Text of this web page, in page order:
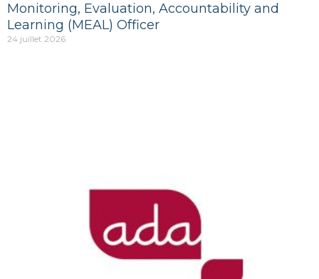
Monitoring, Evaluation, Accountability and
Learning (MEAL) Officer
24 juillet 2026